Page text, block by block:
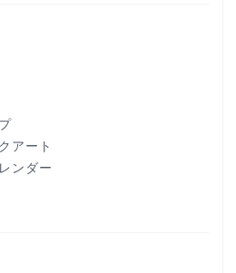
アート
ンダー